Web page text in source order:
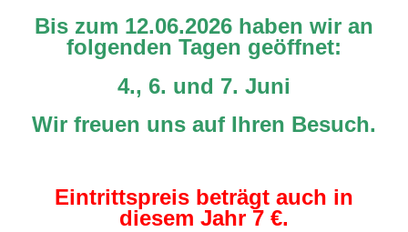
Bis zum 12.06.2026 haben wir an
folgenden Tagen geöffnet:
4., 6. und 7. Juni
Wir freuen uns auf Ihren Besuch.
Eintrittspreis beträgt auch in
diesem Jahr 7 €.